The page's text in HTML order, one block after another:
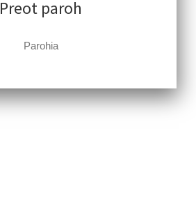
Preot paroh
Parohia